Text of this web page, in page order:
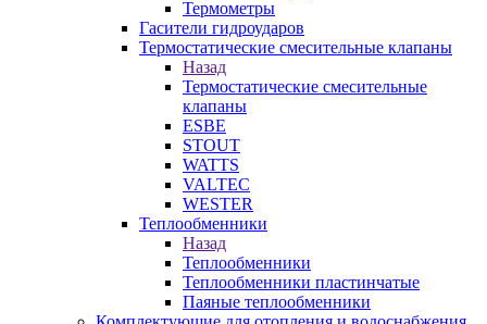
Термометры
Гасители гидроударов
Термостатические смесительные клапаны
Назад
Термостатические смесительные
клапаны
ESBE
STOUT
WATTS
VALTEC
WESTER
Теплообменники
Назад
Теплообменники
Теплообменники пластинчатые
Паяные теплообменники